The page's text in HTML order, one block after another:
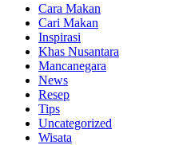
Cara Makan
Cari Makan
Inspirasi
Khas Nusantara
Mancanegara
News
Resep
Tips
Uncategorized
Wisata